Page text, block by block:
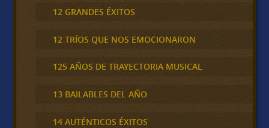
12 GRANDES ÉXITOS
12 TRÍOS QUE NOS EMOCIONARON
125 AÑOS DE TRAYECTORIA MUSICAL
13 BAILABLES DEL AÑO
14 AUTÉNTICOS ÉXITOS